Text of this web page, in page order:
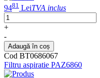
9481 LeiTVA inclus
+
-
Adaugă în coș
Cod BT0686067
Filtru aspiratie PAZ6860